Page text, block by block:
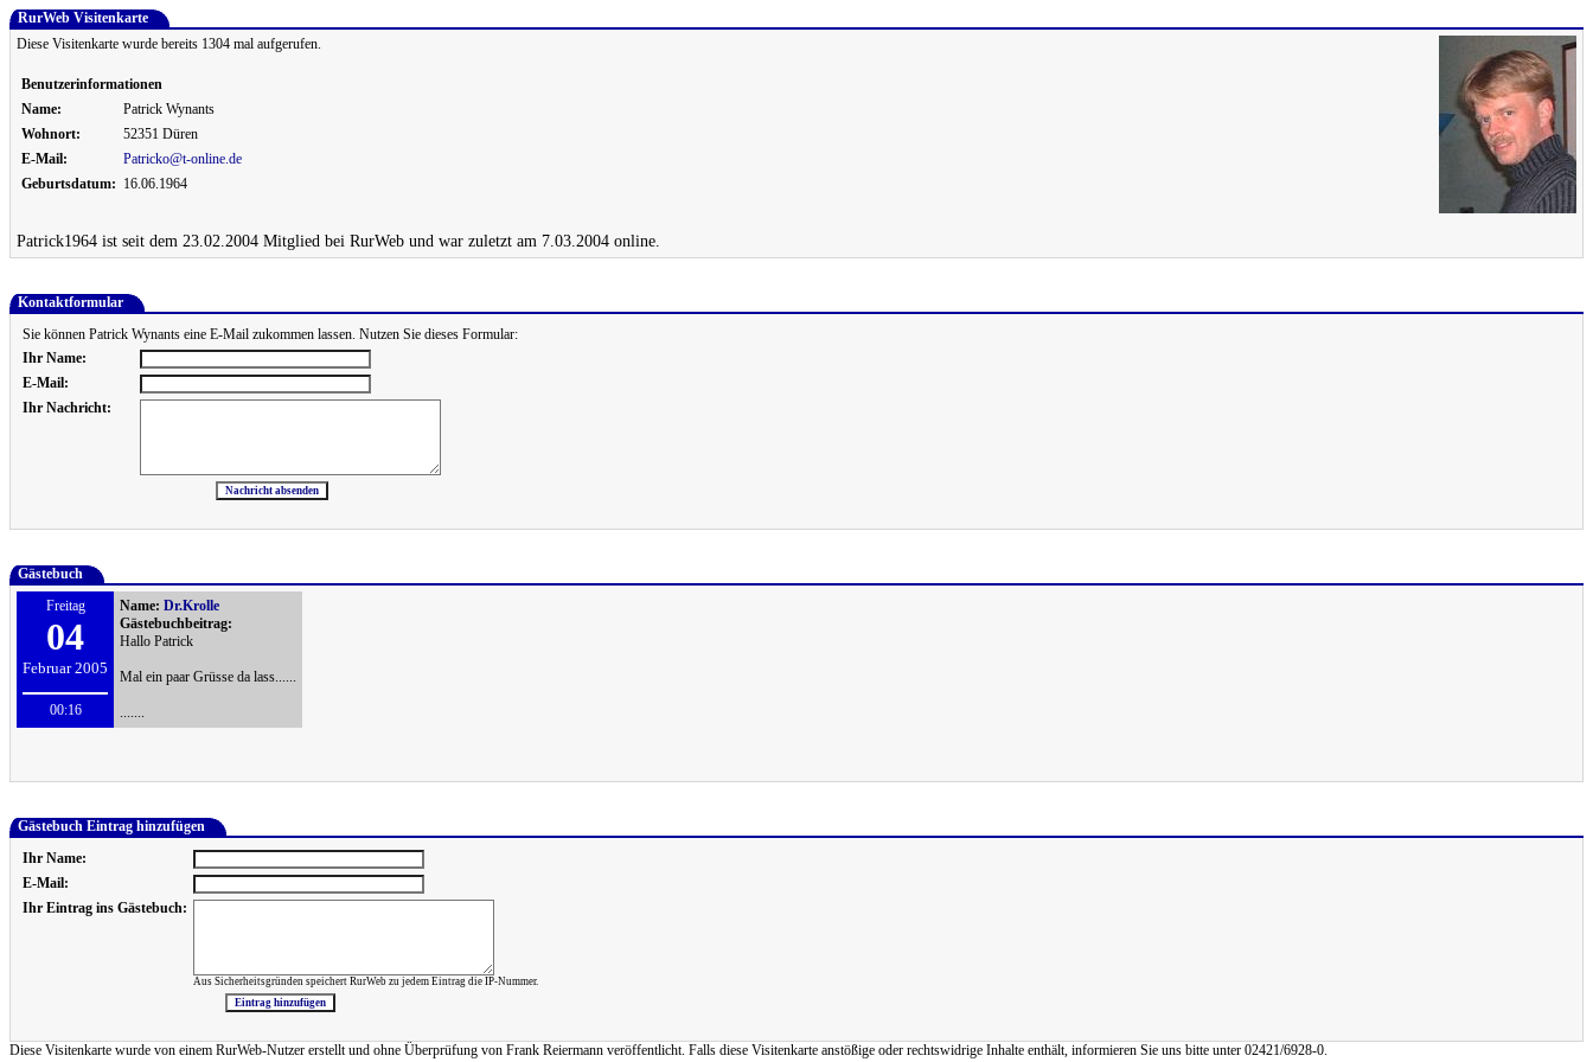
RurWeb Visitenkarte
Diese Visitenkarte wurde bereits 1304 mal aufgerufen.
Benutzerinformationen
Name:
Patrick Wynants
Wohnort:
52351 Düren
E-Mail:
Patricko@t-online.de
Geburtsdatum: 16.06.1964
Patrick1964 ist seit dem 23.02.2004 Mitglied bei RurWeb und war zuletzt am 7.03.2004 online.
Kontaktformular
Sie können Patrick Wynants eine E-Mail zukommen lassen. Nutzen Sie dieses Formular:
Ihr Name:
E-Mail:
Ihr Nachricht:
Gästebuch
Freitag
04
Februar 2005
00:16
Name: Dr.Krolle
Gästebuchbeitrag:
Hallo Patrick
Mal ein paar Grüsse da lass......
.......
Gästebuch Eintrag hinzufügen
Ihr Name:
E-Mail:
Ihr Eintrag ins Gästebuch:
Aus Sicherheitsgründen speichert RurWeb zu jedem Eintrag die IP-Nummer.
Diese Visitenkarte wurde von einem RurWeb-Nutzer erstellt und ohne Überprüfung von Frank Reiermann veröffentlicht. Falls diese Visitenkarte anstößige oder rechtswidrige Inhalte enthält, informieren Sie uns bitte unter 02421/6928-0.